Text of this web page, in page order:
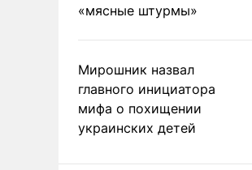
«мясные штурмы»
Мирошник назвал
главного инициатора
мифа о похищении
украинских детей